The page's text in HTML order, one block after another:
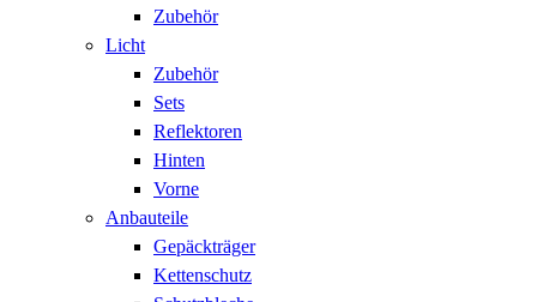
Zubehör
Licht
Zubehör
Sets
Reflektoren
Hinten
Vorne
Anbauteile
Gepäckträger
Kettenschutz